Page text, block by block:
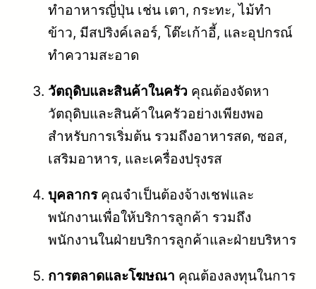
ทำอาหารญี่ปุ่น เช่น เตา, กระทะ, ไม้ทำ
ข้าว, มีสปริงค์เลอร์, โต๊ะเก้าอี้, และอุปกรณ์
ทำความสะอาด
วัตถุดิบและสินค้าในครัว คุณต้องจัดหา
วัตถุดิบและสินค้าในครัวอย่างเพียงพอ
สำหรับการเริ่มต้น รวมถึงอาหารสด, ซอส,
เสริมอาหาร, และเครื่องปรุงรส
บุคลากรคุณจำเป็นต้องจ้างเชฟและ
พนักงานเพื่อให้บริการลูกค้า รวมถึง
พนักงานในฝ่ายบริการลูกค้าและฝ่ายบริหาร
การตลาดและโฆษณา คุณต้องลงทุนในการ